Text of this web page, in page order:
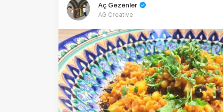
Aç Gezenler
AG Creative